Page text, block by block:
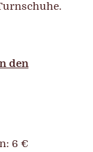
den
6 €